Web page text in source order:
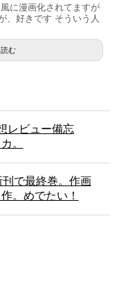
に漫画化されてますが
、好きです そういう人
む
ビュー備忘
。
で最終巻。作画
。めでたい！